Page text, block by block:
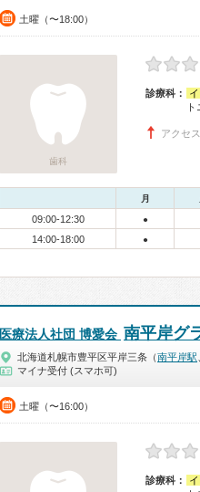
土曜（〜18:00）
歯科
診療科：
アクセ
月
09:00-12:30 ●
14:00-18:00 ●
医療法人社団 博愛会 南平岸グ
北海道札幌市豊平区平岸三条（南平岸駅
マイナ受付 (スマホ可)
土曜（〜16:00）
診療科：